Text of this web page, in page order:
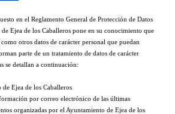
en el Reglamento General de Protección de Datos
Ejea de los Caballeros pone en su conocimiento que
otros datos de carácter personal que puedan
parte de un tratamiento de datos de carácter
se detallan a continuación:
de Ejea de los Caballeros
por correo electrónico de las últimas
organizadas por el Ayuntamiento de Ejea de los